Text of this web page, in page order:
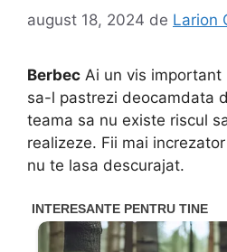
august 18, 2024 de Larion
Berbec Ai un vis
sa-l pastrezi deocamdata
teama sa nu existe riscul
realizeze. Fii mai
nu te lasa descurajat.